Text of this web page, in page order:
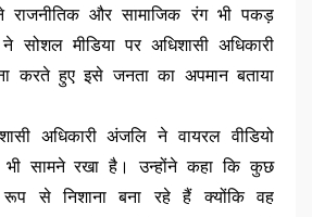
राजनीतिक और सामाजिक रंग भी पकड़
सोशल मीडिया पर अधिशासी अधिकारी
करते हुए इसे जनता का अपमान बताया
अधिकारी अंजलि ने वायरल वीडियो
सामने रखा है। उन्होंने कहा कि कुछ
रूप से निशाना बना रहे हैं क्योंकि वह